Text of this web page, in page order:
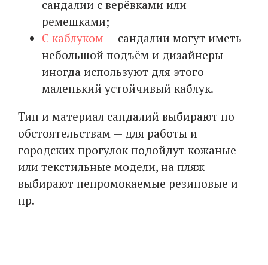
сандалии с верёвками или
ремешками;
С каблуком — сандалии могут иметь
небольшой подъём и дизайнеры
иногда используют для этого
маленький устойчивый каблук.
Тип и материал сандалий выбирают по
обстоятельствам — для работы и
городских прогулок подойдут кожаные
или текстильные модели, на пляж
выбирают непромокаемые резиновые и
пр.